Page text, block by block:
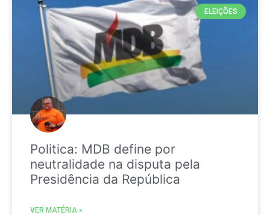
ELEIÇÕES
Politica: MDB define por
neutralidade na disputa pela
Presidência da República
VER MATÉRIA »